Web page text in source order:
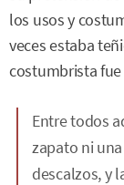
los usos y
veces estaba
costumbrista
Entre todos
zapato ni
descalzos, y